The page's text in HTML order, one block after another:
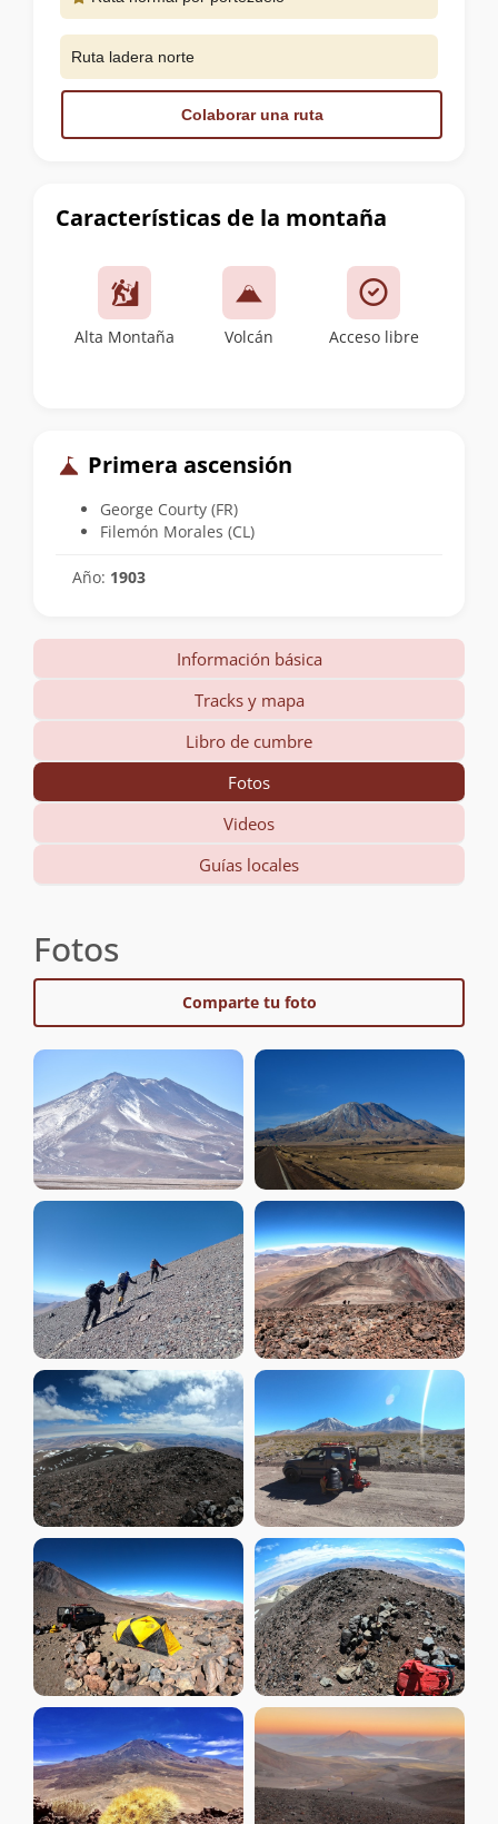
Características de la montaña
Alta Montaña Volcán Acceso libre
Primera ascensión
George Courty (FR)
Filemón Morales (CL)
Año: 1903
Ruta ladera norte
Colaborar una ruta
Información básica
Tracks y mapa
Libro de cumbre
Fotos
Videos
Guías locales
Fotos
Comparte tu foto